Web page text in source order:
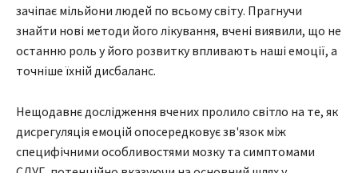
зачіпає мільйони людей по всьому світу. Прагнучи
знайти нові методи його лікування, вчені виявили, що не
останню роль у його розвитку впливають наші емоції, а
точніше їхній дисбаланс.
Нещодавнє дослідження вчених пролило світло на те, як
дисрегуляція емоцій опосередковує зв'язок між
специфічними особливостями мозку та симптомами